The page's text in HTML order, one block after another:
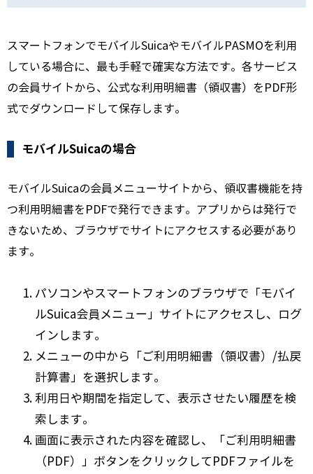
スマートフォンでモバイルSuicaやモバイルPASMOを利用
している場合に、最も手軽で確実な方法です。各サービス
の会員サイトから、公式な利用明細書（領収書）をPDF形
式でダウンロードして保存します。
モバイルSuicaの場合
モバイルSuicaの会員メニューサイトから、領収書機能を持
つ利用明細書をPDFで発行できます。アプリからは発行で
きないため、ブラウザでサイトにアクセスする必要があり
ます。
パソコンやスマートフォンのブラウザで「モバイ
ルSuica会員メニュー」サイトにアクセスし、ログ
インします。
メニューの中から「ご利用明細書（領収書）/払戻
計算書」を選択します。
利用日や期間を指定して、表示させたい履歴を検
索します。
画面に表示された内容を確認し、「ご利用明細書
（PDF）」ボタンをクリックしてPDFファイルを